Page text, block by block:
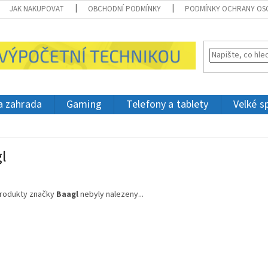
JAK NAKUPOVAT OBCHODNÍ PODMÍNKY PODMÍNKY OCHRANY
zahrada Gaming Telefony a tablety Velké
značky Baaglnebyly nalezeny...